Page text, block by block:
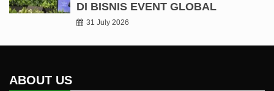
DI BISNIS EVENT GLOBAL
31 July 2026
ABOUT US